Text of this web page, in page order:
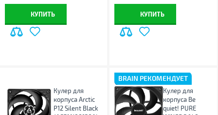
КУПИТЬ КУПИТЬ
Кулер для
корпуса Arctic
P12 Silent Black
BRAIN РЕКОМЕНДУЕТ
Кулер для
корпуса Be
quiet! PURE